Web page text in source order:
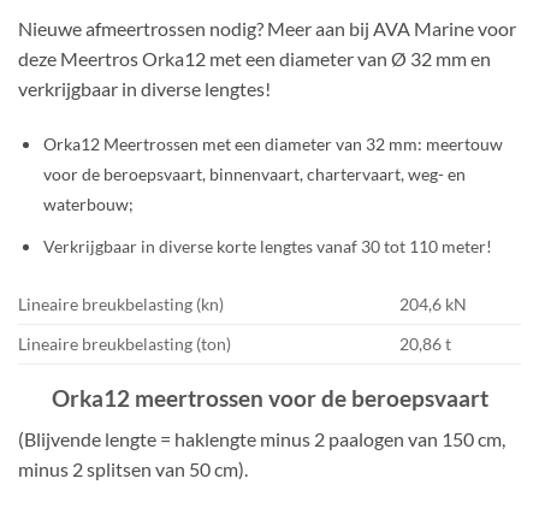
Nieuwe afmeertrossen nodig? Meer aan bij AVA Marine voor
deze Meertros Orka12 met een diameter van Ø 32 mm en
verkrijgbaar in diverse lengtes!
Orka12 Meertrossen met een diameter van 32 mm: meertouw
voor de beroepsvaart, binnenvaart, chartervaart, weg- en
waterbouw;
Verkrijgbaar in diverse korte lengtes vanaf 30 tot 110 meter!
Lineaire breukbelasting (kn)
204,6 kN
Lineaire breukbelasting (ton)
20,86 t
Orka12 meertrossen voor de beroepsvaart
(Blijvende lengte = haklengte minus 2 paalogen van 150 cm,
minus 2 splitsen van 50 cm).